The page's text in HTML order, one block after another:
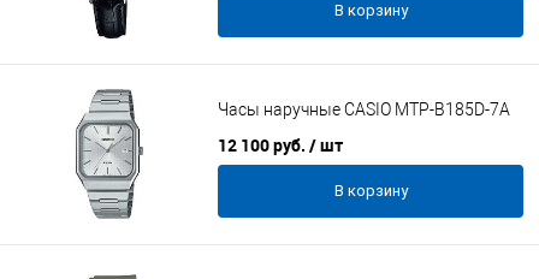
В корзину
Часы наручные CASIO MTP-B185D-7A
12 100 руб. / шт
В корзину